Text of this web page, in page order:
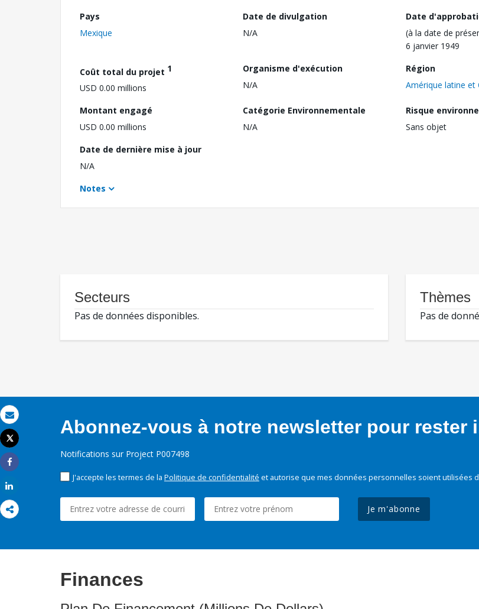
Email
Imprimer
Tweet
Share
Pays
Mexique
Date de divulgation
N/A
Date
(à la date de
6 janvier 1949
Coût total du projet 1
USD 0.00 millions
Organisme d'exécution
N/A
Région
Amérique latine et
Montant engagé
USD 0.00 millions
Catégorie Environnementale
N/A
Risque
Sans objet
Date de dernière mise à jour
N/A
Notes
Secteurs
Pas de données disponibles.
Thèmes
Pas de
Abonnez-vous à notre newsletter pour rester
Notifications sur Project P007498
J'accepte les termes de la Politique de confidentialité et autorise que mes données personnelles soient utilisées
Je m'abonne
Finances